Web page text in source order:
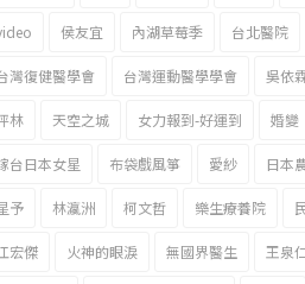
侯友宜 內湖草莓季 台北醫院
灣復健醫學會 台灣運動醫學學會 吳依
林 天空之城 女力報到-好運到 婚變
台日本女星 布袋戲風箏 愛紗 日本
予 林瀛洲 柯文哲 樂生療養院
宏傑 火神的眼淚 無國界醫生 王泉